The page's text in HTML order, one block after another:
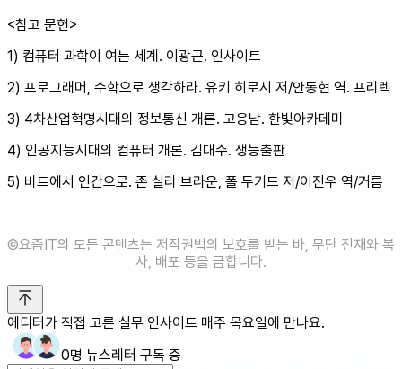
<참고 문헌>
1) 컴퓨터 과학이 여는 세계. 이광근. 인사이트
2) 프로그래머, 수학으로 생각하라. 유키 히로시 저/안동현 역. 프리렉
3) 4차산업혁명시대의 정보통신 개론. 고응남. 한빛아카데미
4) 인공지능시대의 컴퓨터 개론. 김대수. 생능출판
5) 비트에서 인간으로. 존 실리 브라운, 폴 두기드 저/이진우 역/거름
©️요즘IT의 모든 콘텐츠는 저작권법의 보호를 받는 바, 무단 전재와 복
사, 배포 등을 금합니다.
에디터가 직접 고른 실무 인사이트 매주 목요일에 만나요.
0명 뉴스레터 구독 중